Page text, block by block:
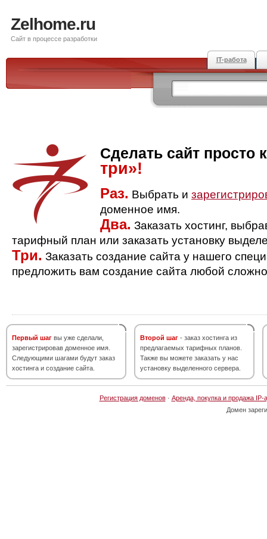
Zelhome.ru
Сайт в процессе разработки
IT-работа
Сделать сайт просто
три»!
Раз. Выбрать и
доменное имя.
Два. Заказать хостинг,
тарифный план или заказать установку
Три. Заказать создание сайта у нашего
предложить вам создание сайта любой
Первый шаг вы уже сделали,
зарегистрировав доменное имя.
Следующими шагами будут заказ
хостинга и создание сайта.
Второй шаг - заказ хостинга из
предлагаемых тарифных планов.
Также вы можете заказать у нас
установку выделенного сервера.
Регистрация доменов· Аренда, покупка и продажа IP-
Домен